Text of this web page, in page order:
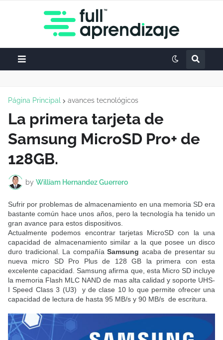
Página Principal avances tecnológicos
La primera tarjeta de
Samsung MicroSD Pro+ de
128GB.
by William Hernandez Guerrero
Sufrir por problemas de almacenamiento en una memoria SD era
bastante común hace unos años, pero la tecnología ha tenido un
gran avance para estos dispositivos.
Actualmente podemos encontrar tarjetas MicroSD con la una
capacidad de almacenamiento similar a la que posee un disco
duro tradicional. La compañía Samsung acaba de presentar su
nueva micro SD Pro Plus de 128 GB la primera con esta
excelente capacidad. Samsung afirma que, esta Micro SD incluye
la memoria Flash MLC NAND de mas alta calidad y soporte UHS-
I Speed Class 3 (U3) y de clase 10 lo que permite ofrecer una
capacidad de lectura de hasta 95 MB/s y 90 MB/s de escritura.